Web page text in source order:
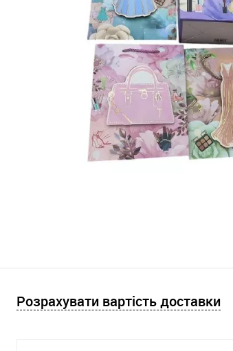
Розрахувати вартість доставки